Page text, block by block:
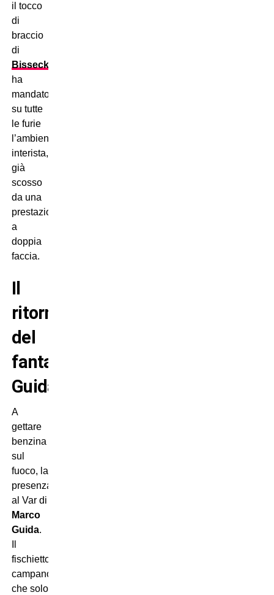
il tocco
di
braccio
di
Bisseck
ha
mandato
su tutte
le furie
l’ambiente
interista,
già
scosso
da una
prestazione
a
doppia
faccia.
Il
ritorno
del
fantasma
Guida
A
gettare
benzina
sul
fuoco, la
presenza
al Var di
Marco
Guida.
fischietto
campano,
che solo